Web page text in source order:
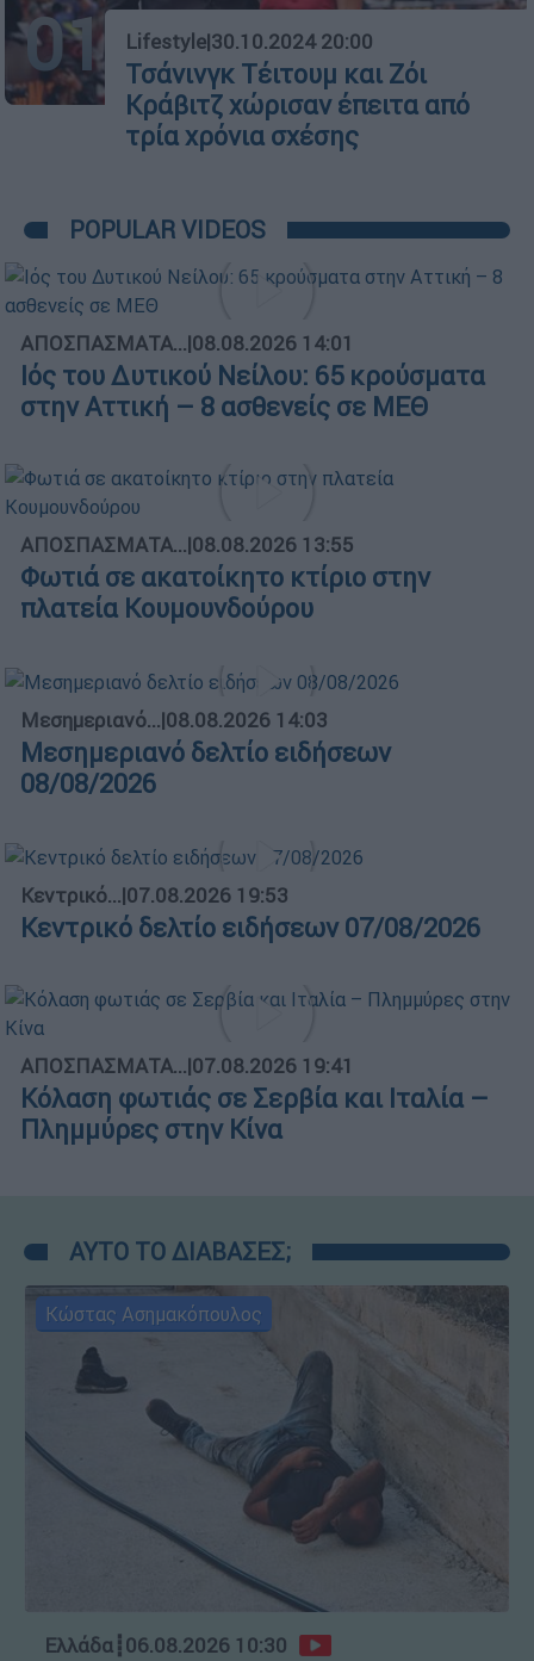
01 Lifestyle|30.10.2024 20:00
Τσάνινγκ Τέιτουμ και Ζόι
Κράβιτζ χώρισαν έπειτα από
τρία χρόνια σχέσης
POPULAR VIDEOS
ΑΠΟΣΠΑΣΜΑΤΑ...|08.08.2026 14:01
Ιός του Δυτικού Νείλου: 65 κρούσματα
στην Αττική – 8 ασθενείς σε ΜΕΘ
ΑΠΟΣΠΑΣΜΑΤΑ...|08.08.2026 13:55
Φωτιά σε ακατοίκητο κτίριο στην
πλατεία Κουμουνδούρου
Μεσημεριανό...|08.08.2026 14:03
Μεσημεριανό δελτίο ειδήσεων
08/08/2026
Κεντρικό...|07.08.2026 19:53
Κεντρικό δελτίο ειδήσεων 07/08/2026
ΑΠΟΣΠΑΣΜΑΤΑ...|07.08.2026 19:41
Κόλαση φωτιάς σε Σερβία και Ιταλία –
Πλημμύρες στην Κίνα
ΑΥΤΟ ΤΟ ΔΙΑΒΑΣΕΣ;
Κώστας Ασημακόπουλος
Ελλάδα┋06.08.2026 10:30